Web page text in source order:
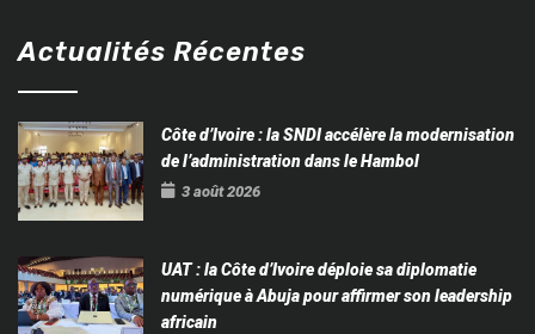
Actualités Récentes
Côte d’Ivoire : la SNDI accélère la modernisation
de l’administration dans le Hambol
3 août 2026
UAT : la Côte d’Ivoire déploie sa diplomatie
numérique à Abuja pour affirmer son leadership
africain